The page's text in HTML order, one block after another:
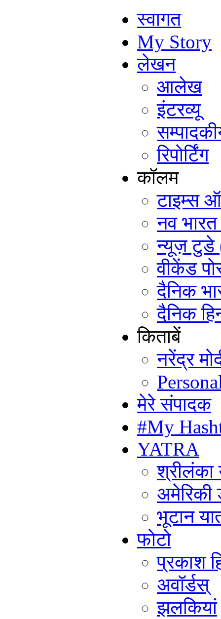
स्वागत
My Story
लेखन
आलेख
इंटरव्यू
रिपोर्टिंग
कॉलम
टाइम्स
नव भारत
न्यूज़ टुडे
वीकेंड
दैनिक
दैनिक
किताबें
नरेंद्र
मेरे संपादक
#My
YATRA
श्रीलंका
अमेरिकी
भूटान
फोटो
प्रकाश
अवॉर्डस्
झलकियां